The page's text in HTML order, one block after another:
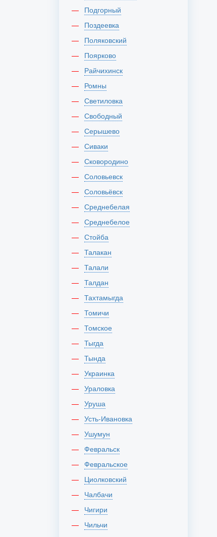
Подгорный
Поздеевка
Поляковский
Поярково
Райчихинск
Ромны
Светиловка
Свободный
Серышево
Сиваки
Сковородино
Соловьевск
Соловьёвск
Среднебелая
Среднебелое
Стойба
Талакан
Талали
Талдан
Тахтамыгда
Томичи
Томское
Тыгда
Тында
Украинка
Ураловка
Уруша
Усть-Ивановка
Ушумун
Февральск
Февральское
Циолковский
Чалбачи
Чигири
Чильчи